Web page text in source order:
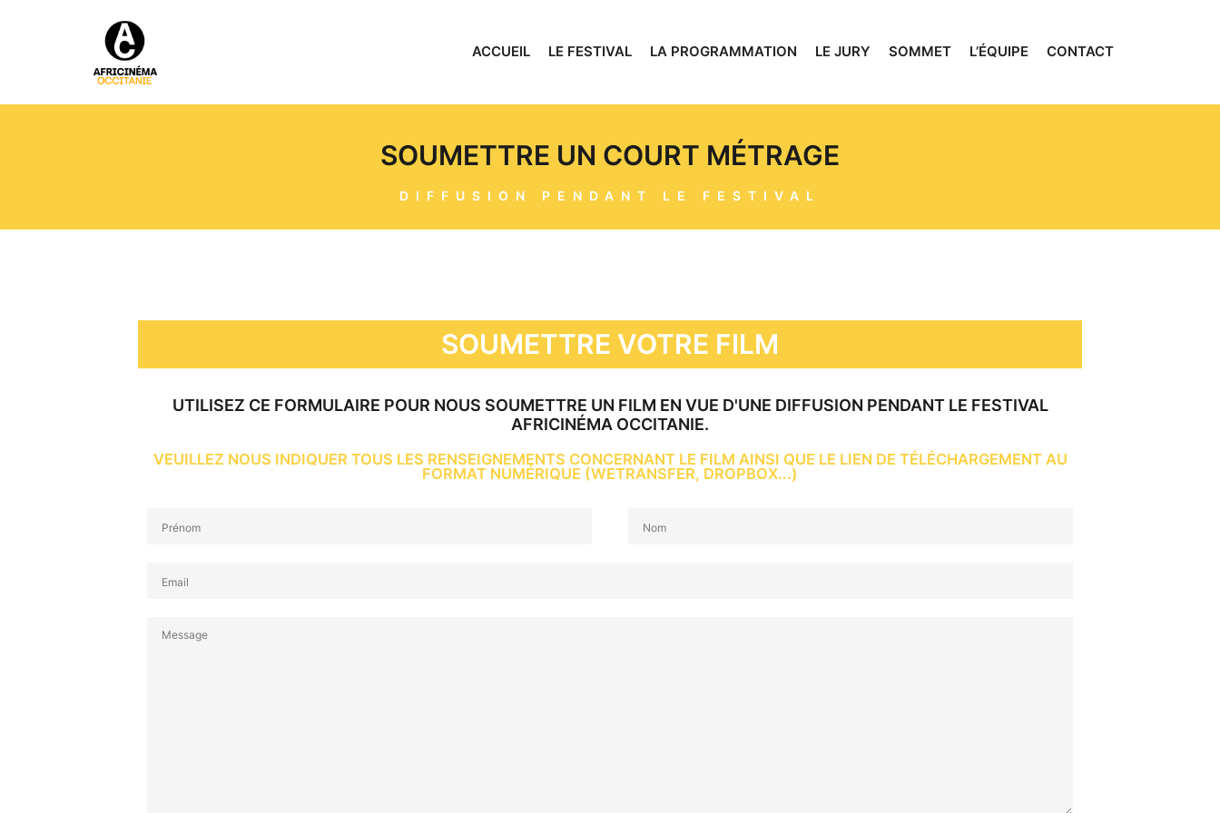
ACCUEIL LE FESTIVAL LA PROGRAMMATION LE JURY SOMMET L’ÉQUIPE CONTACT
SOUMETTRE UN COURT MÉTRAGE
DIFFUSION PENDANT LE FESTIVAL
SOUMETTRE VOTRE FILM
UTILISEZ CE FORMULAIRE POUR NOUS SOUMETTRE UN FILM EN VUE D'UNE DIFFUSION PENDANT LE FESTIVAL
AFRICINÉMA OCCITANIE.
VEUILLEZ NOUS INDIQUER TOUS LES RENSEIGNEMENTS CONCERNANT LE FILM AINSI QUE LE LIEN DE TÉLÉCHARGEMENT AU
FORMAT NUMÉRIQUE (WETRANSFER, DROPBOX...)